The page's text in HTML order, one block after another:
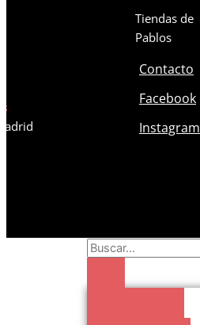
Tiendas de
Pablos
Contacto
Facebook
Instagram
Search